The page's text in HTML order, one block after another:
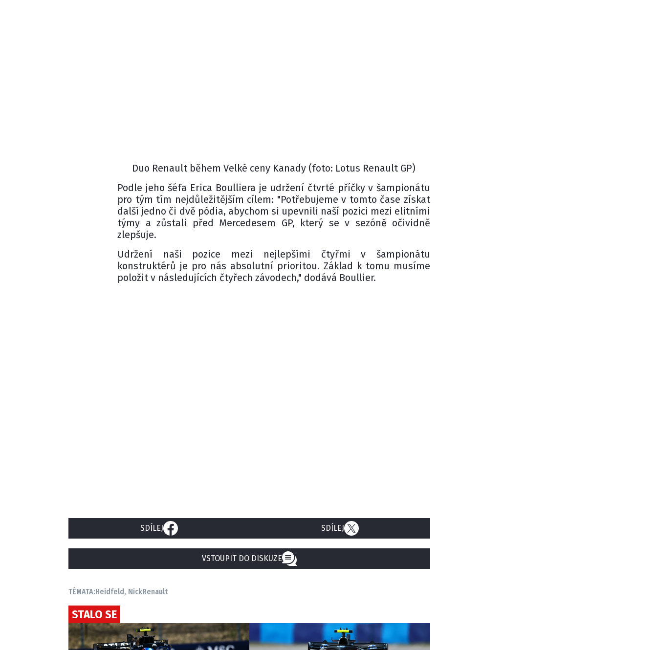
Duo Renault během Velké ceny Kanady (foto: Lotus Renault GP)
Podle jeho šéfa Erica Boulliera je udržení čtvrté příčky v šampionátu
pro tým tím nejdůležitějším cílem: "Potřebujeme v tomto čase získat
další jedno či dvě pódia, abychom si upevnili naší pozici mezi elitními
týmy a zůstali před Mercedesem GP, který se v sezóně očividně
zlepšuje.
Udržení naši pozice mezi nejlepšími čtyřmi v šampionátu
konstruktérů je pro nás absolutní prioritou. Základ k tomu musíme
položit v následujících čtyřech závodech," dodává Boullier.
SDÍLEJ SDÍLEJ
VSTOUPIT DO DISKUZE
TÉMATA:Heidfeld, NickRenault
STALO SE